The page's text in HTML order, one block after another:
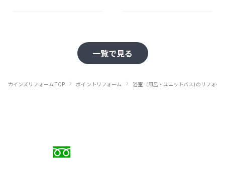
一覧で見る
カインズリフォーム TOP › ポイントリフォーム › 浴室（風呂・ユニットバス)のリフォー